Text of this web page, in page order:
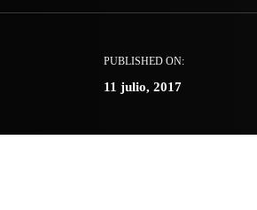
PUBLISHED ON:
11 julio, 2017